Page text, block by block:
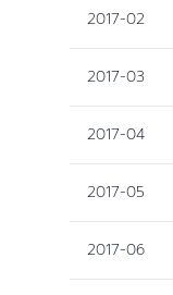
2017-02
2017-03
2017-04
2017-05
2017-06